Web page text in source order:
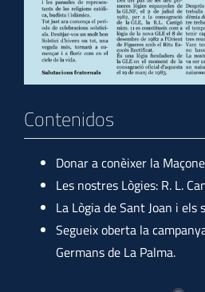
Contenidos
Donar a conèixer la
Les nostres Lògies: R. L.
La Lògia de Sant Joan i els
Segueix oberta la
Germans de La Palma.